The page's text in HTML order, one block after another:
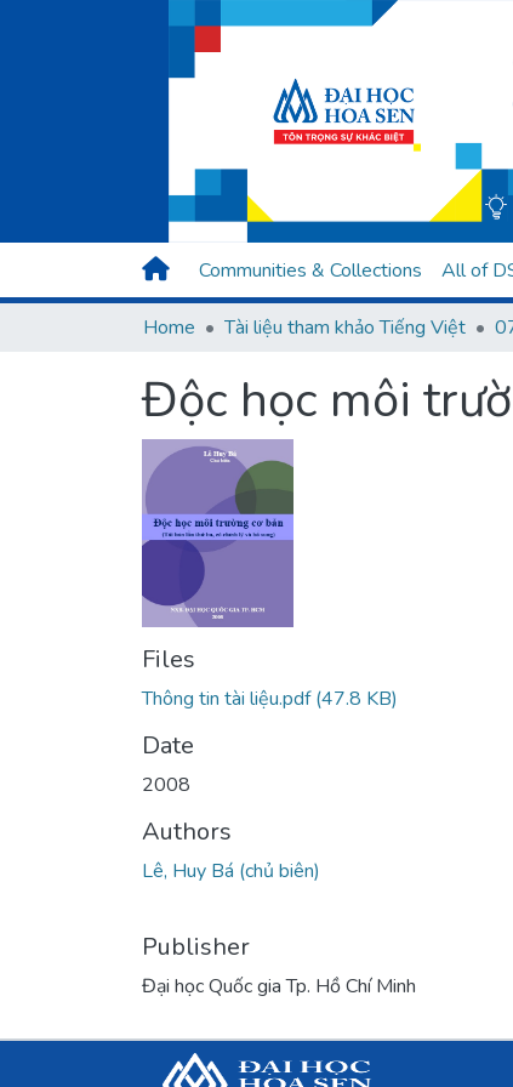
Communities & Collections All of
Home Tài liệu tham khảo Tiếng Việt
Độc học môi
Files
Thông tin tài liệu.pdf(47.8 KB)
Date
2008
Authors
Lê, Huy Bá (chủ biên)
Publisher
Đại học Quốc gia Tp. Hồ Chí Minh